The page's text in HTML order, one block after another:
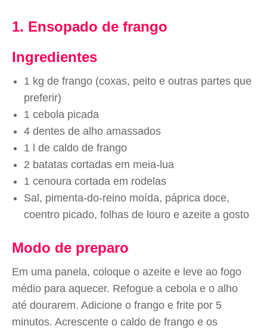
1. Ensopado de frango
Ingredientes
1 kg de frango (coxas, peito e outras partes que
preferir)
1 cebola picada
4 dentes de alho amassados
1 l de caldo de frango
2 batatas cortadas em meia-lua
1 cenoura cortada em rodelas
Sal, pimenta-do-reino moída, páprica doce,
coentro picado, folhas de louro e azeite a gosto
Modo de preparo
Em uma panela, coloque o azeite e leve ao fogo
médio para aquecer. Refogue a cebola e o alho
até dourarem. Adicione o frango e frite por 5
minutos. Acrescente o caldo de frango e os